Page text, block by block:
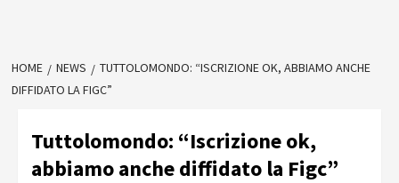
HOME NEWS
TUTTOLOMONDO: “ISCRIZIONE OK, ABBIAMO ANCHE
DIFFIDATO LA FIGC”
Tuttolomondo: “Iscrizione ok,
abbiamo anche diffidato la Figc”